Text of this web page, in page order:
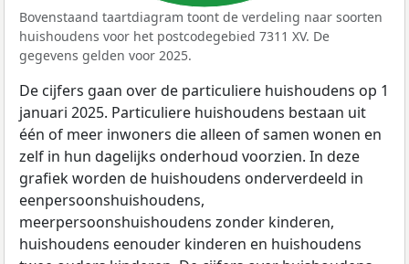
Bovenstaand taartdiagram toont de verdeling naar soorten
huishoudens voor het postcodegebied 7311 XV. De
gegevens gelden voor 2025.
De cijfers gaan over de particuliere huishoudens op 1
januari 2025. Particuliere huishoudens bestaan uit
één of meer inwoners die alleen of samen wonen en
zelf in hun dagelijks onderhoud voorzien. In deze
grafiek worden de huishoudens onderverdeeld in
eenpersoonshuishoudens,
meerpersoonshuishoudens zonder kinderen,
huishoudens eenouder kinderen en huishoudens